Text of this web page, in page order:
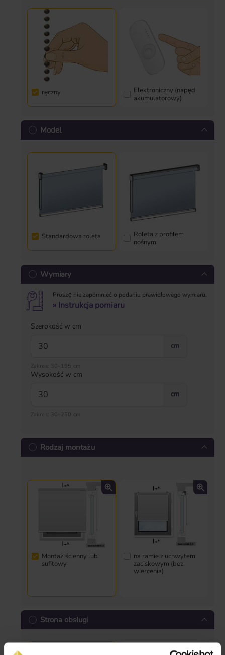
ręczny
Elektroniczny (napęd
akumulatorowy)
Model
Standardowa roleta
Roleta z profilem
nośnym
Wymiary
Proszę nie zapomnieć o podaniu prawidłowego wymiaru.
» Instrukcja pomiaru
Szerokość w cm
cm
Zakres: 30–195 cm
Wysokość w cm
cm
Zakres: 30–250 cm
Rodzaj montażu
Montaż ścienny lub
sufitowy
na ramie z uchwytem
zaciskowym (bez
wiercenia)
Strona obsługi